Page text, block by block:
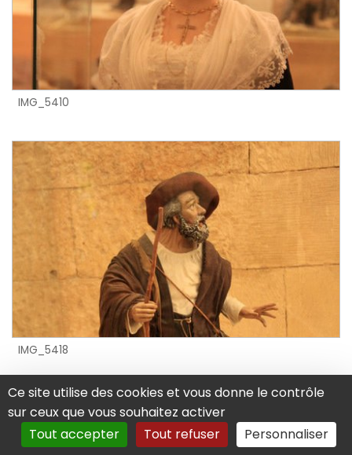
Ce site utilise des cookies et vous donne le contrôle
sur ceux que vous souhaitez activer
Tout accepter
Tout refuser Personnaliser
IMG_5410
IMG_5418